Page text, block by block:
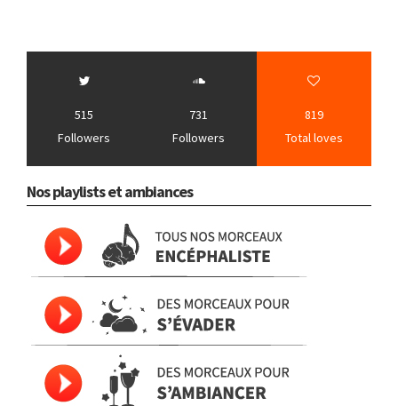
515
Followers
731
Followers
819
Total loves
Nos playlists et ambiances